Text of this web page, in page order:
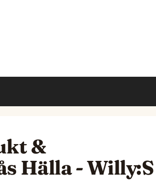
&
Hälla -